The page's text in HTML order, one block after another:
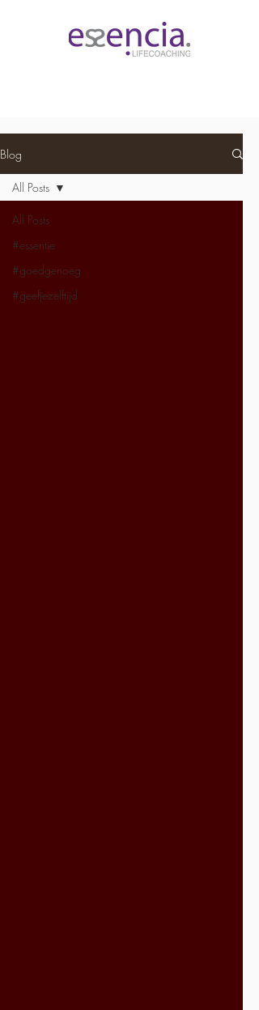
Blog
All Posts
#essentie
#goedgenoeg
#geefjezelftijd
All Posts